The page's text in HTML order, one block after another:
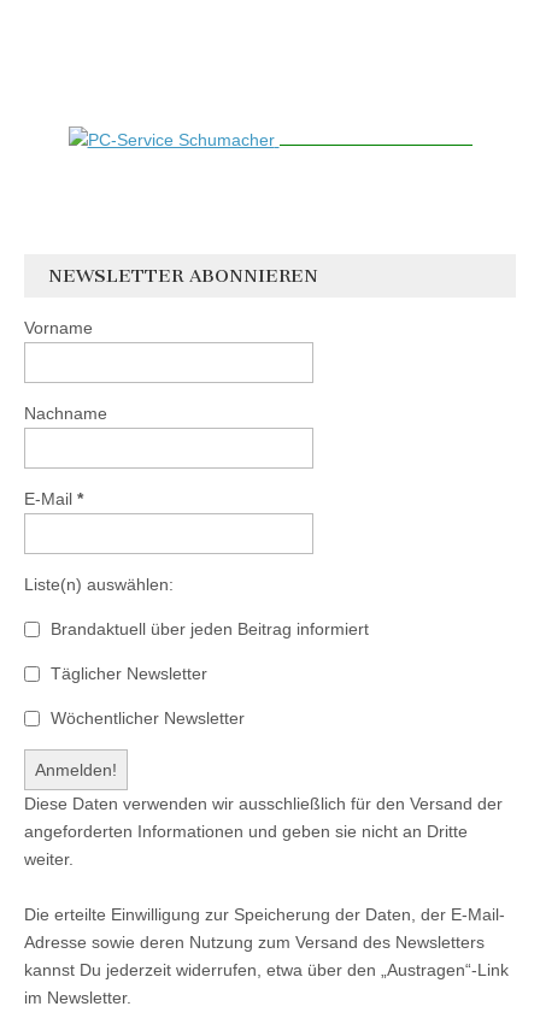
NEWSLETTER ABONNIEREN
Vorname
Nachname
E-Mail *
Liste(n) auswählen:
Brandaktuell über jeden Beitrag informiert
Täglicher Newsletter
Wöchentlicher Newsletter
Diese Daten verwenden wir ausschließlich für den Versand der
angeforderten Informationen und geben sie nicht an Dritte
weiter.
Die erteilte Einwilligung zur Speicherung der Daten, der E-Mail-
Adresse sowie deren Nutzung zum Versand des Newsletters
kannst Du jederzeit widerrufen, etwa über den „Austragen“-Link
im Newsletter.